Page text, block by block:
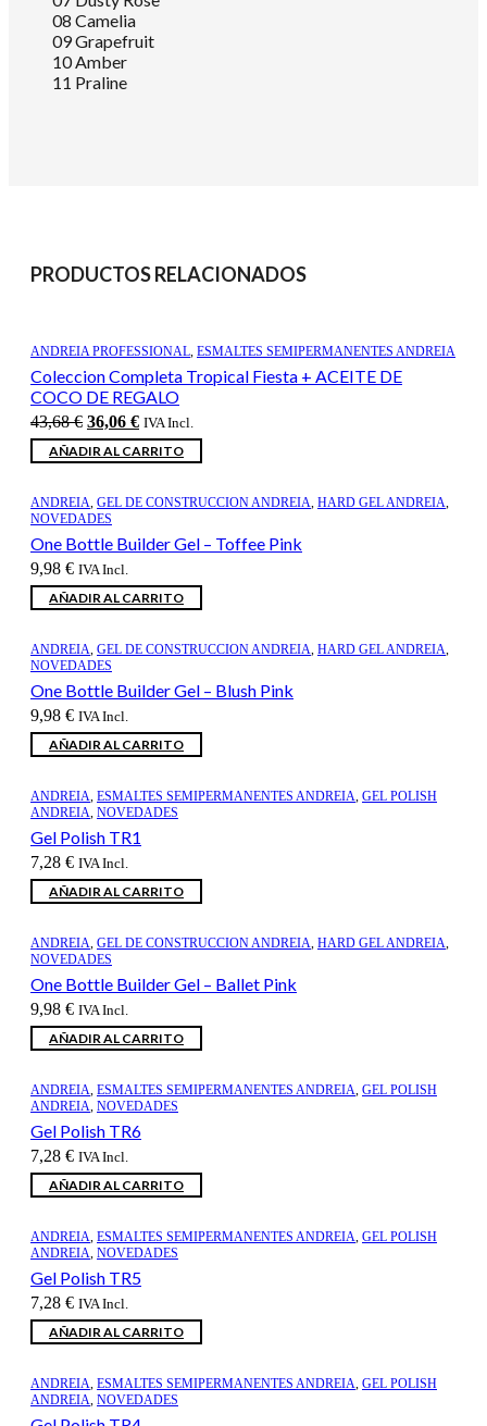
08 Camelia
09 Grapefruit
10 Amber
11 Praline
PRODUCTOS RELACIONADOS
ANDREIA PROFESSIONAL, ESMALTES SEMIPERMANENTES ANDREIA
Coleccion Completa Tropical Fiesta + ACEITE DE
COCO DE REGALO
43,68€ El
precio
original
43,68 €.
36,06 €El
precio
actual
36,06 €.
IVA Incl.
AÑADIR AL CARRITO
ANDREIA, GEL DE CONSTRUCCION ANDREIA, HARD GEL ANDREIA,
NOVEDADES
One Bottle Builder Gel – Toffee Pink
9,98 € IVA Incl.
AÑADIR AL CARRITO
ANDREIA, GEL DE CONSTRUCCION ANDREIA, HARD GEL ANDREIA,
NOVEDADES
One Bottle Builder Gel – Blush Pink
9,98 € IVA Incl.
AÑADIR AL CARRITO
ANDREIA, ESMALTES SEMIPERMANENTES ANDREIA, GEL POLISH
ANDREIA, NOVEDADES
Gel Polish TR1
7,28 € IVA Incl.
AÑADIR AL CARRITO
ANDREIA, GEL DE CONSTRUCCION ANDREIA, HARD GEL ANDREIA,
NOVEDADES
One Bottle Builder Gel – Ballet Pink
9,98 € IVA Incl.
AÑADIR AL CARRITO
ANDREIA, ESMALTES SEMIPERMANENTES ANDREIA, GEL POLISH
ANDREIA, NOVEDADES
Gel Polish TR6
7,28 € IVA Incl.
AÑADIR AL CARRITO
ANDREIA, ESMALTES SEMIPERMANENTES ANDREIA, GEL POLISH
ANDREIA, NOVEDADES
Gel Polish TR5
7,28 € IVA Incl.
AÑADIR AL CARRITO
ANDREIA, ESMALTES SEMIPERMANENTES ANDREIA, GEL POLISH
ANDREIA, NOVEDADES